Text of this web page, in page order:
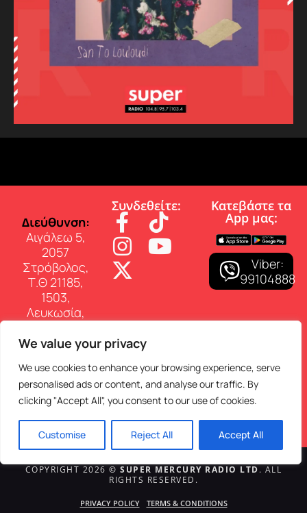
We value your privacy
We use cookies to enhance your browsing experience, serve
personalised ads or content, and analyse our traffic. By
clicking "Accept All", you consent to our use of cookies.
Customise Reject All Accept All
∆ιεύθυνση:
Αιγάλεω 5,
2057
Στρόβολος,
Τ.Θ 21185,
1503,
Λευκωσία,
Επικοινωνία:
Τηλ: 22 460
150
E-mail:
info@superfmradio.com
Συνδεθείτε: Κατεβάστε τα
App µας:
Viber:
99104888
COPYRIGHT 2026© SUPER MERCURY RADIO LTD. ALL
RIGHTS RESERVED.
PRIVACY POLICY TERMS & CONDITIONS